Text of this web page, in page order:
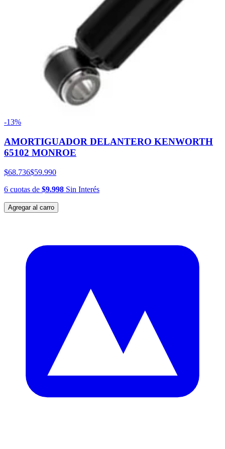
-13%
AMORTIGUADOR DELANTERO KENWORTH
65102 MONROE
$68.736$59.990
6 cuotas de $9.998 Sin Interés
Agregar al carro